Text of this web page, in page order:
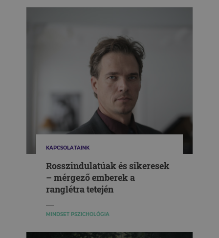
KAPCSOLATAINK
Rosszindulatúak és sikeresek
– mérgező emberek a
ranglétra tetején
MINDSET PSZICHOLÓGIA